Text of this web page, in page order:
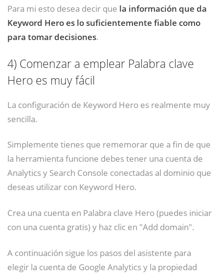
Para mi esto desea decir que la información que da
Keyword Hero es lo suficientemente fiable como
para tomar decisiones.
4) Comenzar a emplear Palabra clave
Hero es muy fácil
La configuración de Keyword Hero es realmente muy
sencilla.
Simplemente tienes que rememorar que a fin de que
la herramienta funcione debes tener una cuenta de
Analytics y Search Console conectadas al dominio que
deseas utilizar con Keyword Hero.
Crea una cuenta en Palabra clave Hero (puedes iniciar
con una cuenta gratis) y haz clic en "Add domain".
A continuación sigue los pasos del asistente para
elegir la cuenta de Google Analytics y la propiedad